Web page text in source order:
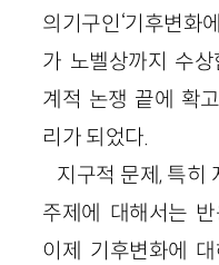
의기구인‘기후변화
가 노벨상까지 수
계적 논쟁 끝에 확
리가 되었다.
지구적 문제, 특히
주제에 대해서는
이제 기후변화에